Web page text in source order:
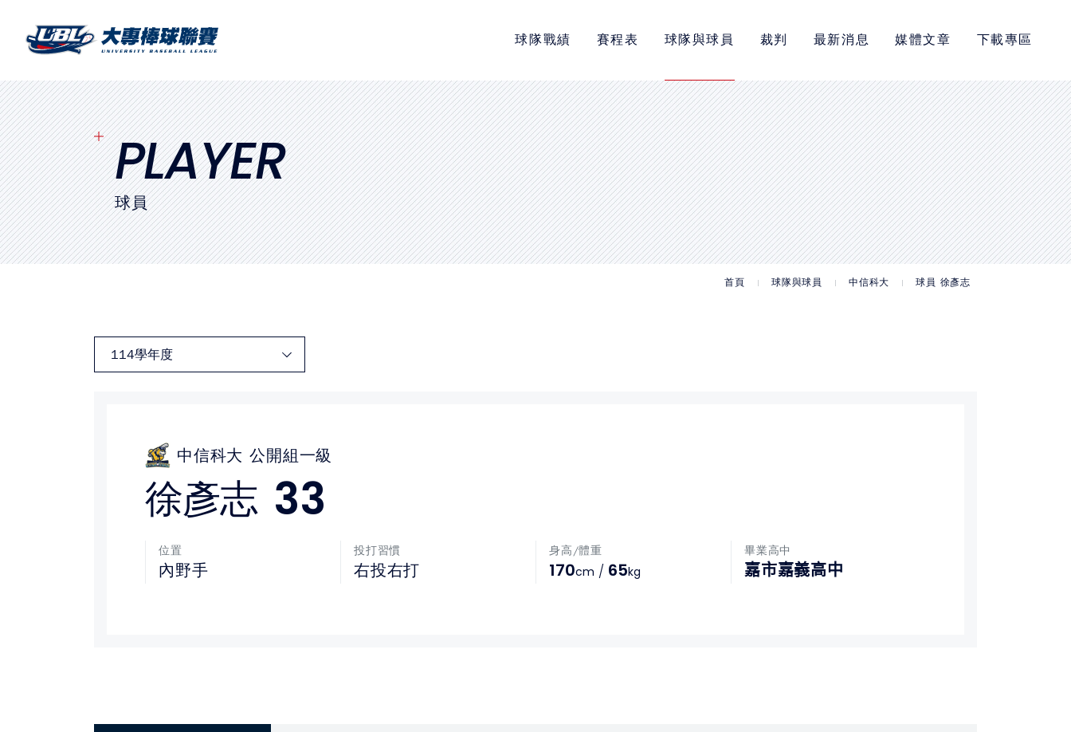
球隊戰績 賽程表 球隊與球員 裁判 最新消息 媒體文章 下載專區
SITEMAP
首頁
球隊戰績
賽程表
球隊與球員
裁判
最新消息
隱私權政策
網站使用條款
LINK
教育部體育署
中華民國大專院校體育總會
PLAYER
球員
首頁 球隊與球員 中信科大 球員 徐彥志
中信科大 公開組一級
徐彥志 33
位置
內野手
投打習慣
右投右打
身高/體重
170cm / 65kg
畢業高中
嘉市嘉義高中